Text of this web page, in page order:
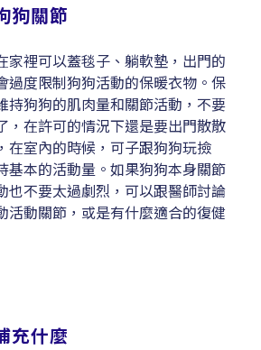
狗關節
家裡可以蓋毯子、躺軟墊，出門的
過度限制狗狗活動的保暖衣物。保
持狗狗的肌肉量和關節活動，不要
，在許可的情況下還是要出門散散
在室內的時候，可子跟狗狗玩撿
基本的活動量。如果狗狗本身關節
也不要太過劇烈，可以跟醫師討論
活動關節，或是有什麼適合的復健
充什麼